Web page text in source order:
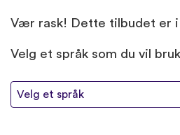
Vær rask! Dette tilbudet er
Velg et språk som du vil
Velg et språk